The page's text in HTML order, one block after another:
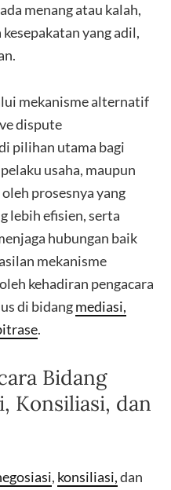
menang atau kalah,
yang adil,
mekanisme alternatif
dispute
pilihan utama bagi
usaha, maupun
prosesnya yang
lebih efisien, serta
hubungan baik
mekanisme
kehadiran pengacara
di bidangmediasi,
.
Bidang
Konsiliasi, dan
, konsiliasi,dan